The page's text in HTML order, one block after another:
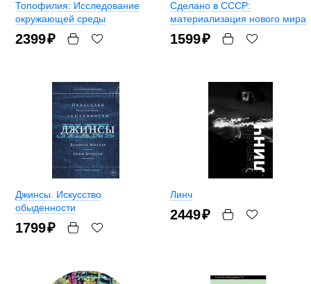
Топофилия: Исследование
окружающей среды
2399₽
Сделано в СССР:
материализация нового мира
1599₽
Джинсы. Искусство
обыденности
1799₽
Линч
2449₽